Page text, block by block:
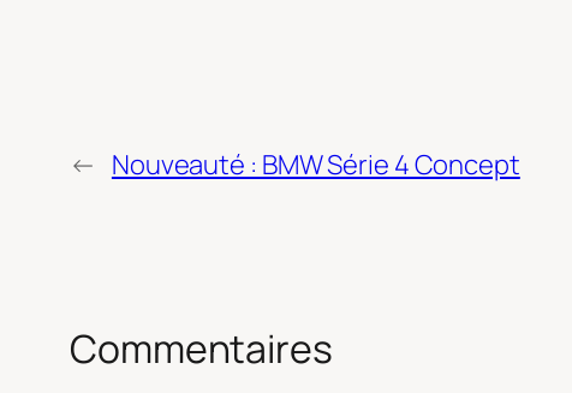
← Nouveauté : BMW Série 4 Concept
Commentaires